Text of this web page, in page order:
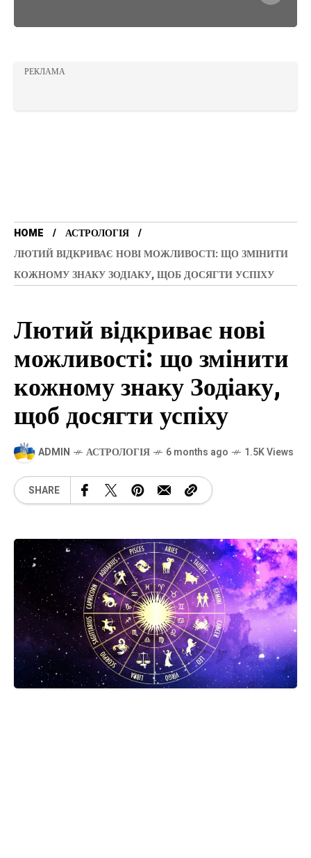
РЕКЛАМА
HOME
АСТРОЛОГІЯ
ЛЮТИЙ ВІДКРИВАЄ НОВІ МОЖЛИВОСТІ: ЩО ЗМІНИТИ
КОЖНОМУ ЗНАКУ ЗОДІАКУ, ЩОБ ДОСЯГТИ УСПІХУ
Лютий відкриває нові
можливості: що змінити
кожному знаку Зодіаку,
щоб досягти успіху
ADMIN АСТРОЛОГІЯ 6 months ago 1.5K Views
SHARE